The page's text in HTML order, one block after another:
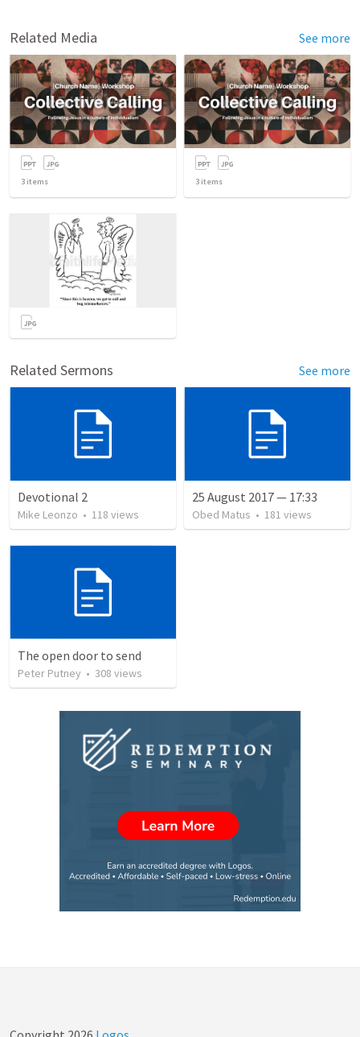
Related Media See more
3 items 3 items
Related Sermons See more
Devotional 2
Mike Leonzo • 118 views
25 August 2017 — 17:33
Obed Matus • 181 views
The open door to send
Peter Putney • 308 views